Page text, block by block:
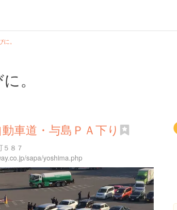
に。
。
車道・与島ＰＡ下り
８７
sapa/yoshima.php